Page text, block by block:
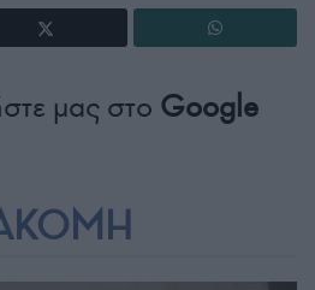
μας στο Google